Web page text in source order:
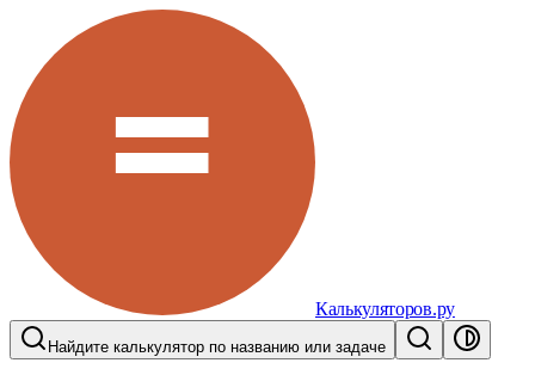
Калькуляторов.ру
Найдите калькулятор по названию или задаче